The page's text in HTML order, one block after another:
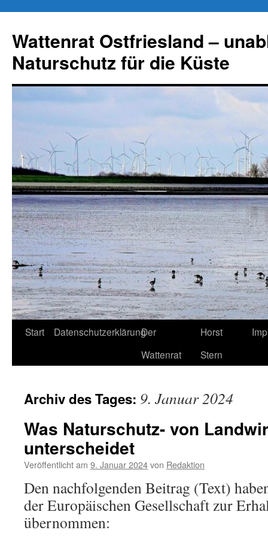
springen
Wattenrat Ostfriesland –
Naturschutz für die Küste
Start DatenschutzerklärungDer
Wattenrat
Horst
Stern
Archiv des Tages: 9. Januar 2024
Was Naturschutz- von
unterscheidet
Veröffentlicht am 9. Januar 2024von Redaktion
Den nachfolgenden Beitrag (Text)
der Europäischen Gesellschaft zur
übernommen: